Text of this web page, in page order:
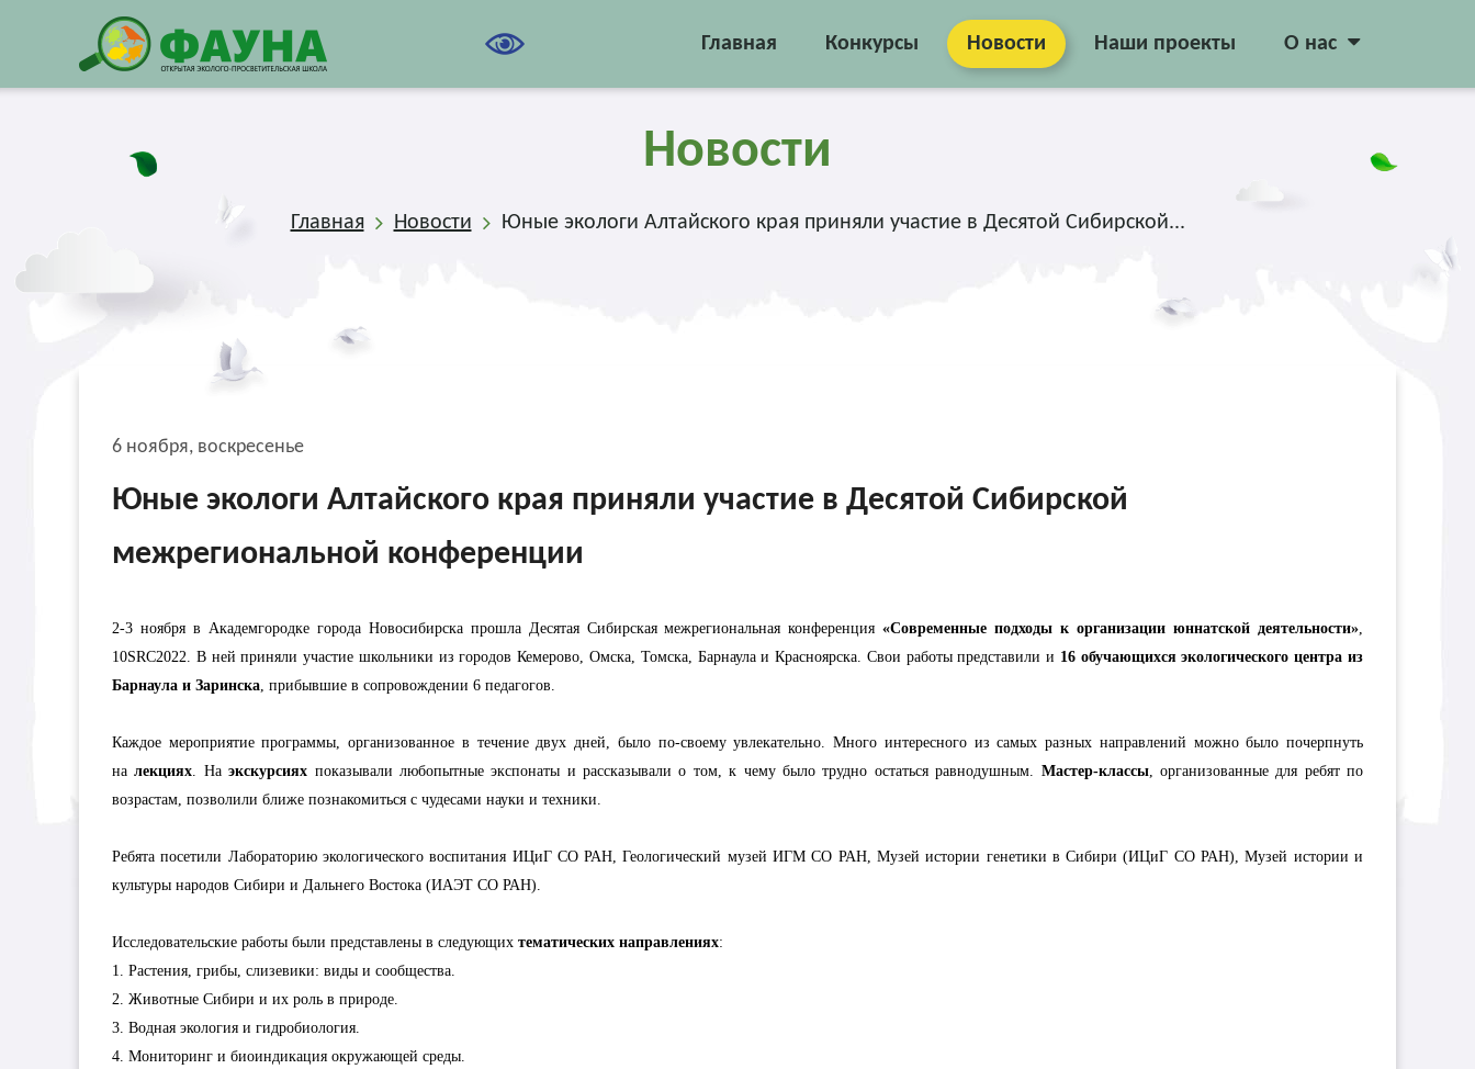
Главная Конкурсы Новости Наши проекты О нас
Новости
Главная Новости Юные экологи Алтайского края приняли участие в Десятой Сибирской...
6 ноября, воскресенье
Юные экологи Алтайского края приняли участие в Десятой Сибирской
межрегиональной конференции
2-3 ноября в Академгородке города Новосибирска прошла Десятая Сибирская межрегиональная конференция«Современные подходы к организации юннатской деятельности»,
10SRC2022. В ней приняли участие школьники из городов Кемерово, Омска, Томска, Барнаула и Красноярска. Свои работы представили и 16 обучающихся экологического центра из
Барнаула и Заринска, прибывшие в сопровождении 6 педагогов.
Каждое мероприятие программы, организованное в течение двух дней, было по-своему увлекательно. Много интересного из самых разных направлений можно было почерпнуть
налекциях. Наэкскурсиях показывали любопытные экспонаты и рассказывали о том, к чему было трудно остаться равнодушным. Мастер-классы, организованные для ребят по
возрастам, позволили ближе познакомиться с чудесами науки и техники.
Ребята посетили Лабораторию экологического воспитания ИЦиГ СО РАН, Геологический музей ИГМ СО РАН, Музей истории генетики в Сибири (ИЦиГ СО РАН), Музей истории и
культуры народов Сибири и Дальнего Востока (ИАЭТ СО РАН).
Исследовательские работы были представлены в следующих тематических направлениях:
1. Растения, грибы, слизевики: виды и сообщества.
2. Животные Сибири и их роль в природе.
3. Водная экология и гидробиология.
4. Мониторинг и биоиндикация окружающей среды.